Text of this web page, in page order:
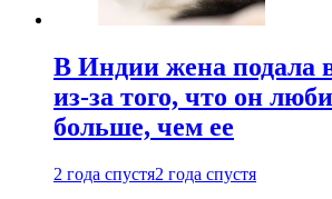
В Индии жена подала
из-за того, что он
больше, чем ее
2 года спустя2 года спустя